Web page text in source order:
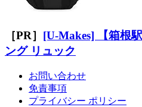
［PR］ [U-Makes] 【箱根
ング リュック
お問い合わせ
免責事項
プライバシー ポリシー